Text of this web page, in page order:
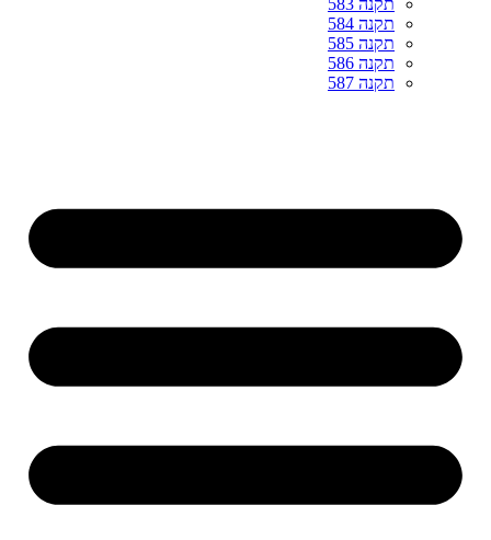
תקנה 584
תקנה 585
תקנה 586
תקנה 587